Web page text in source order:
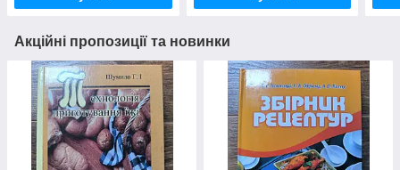
Акційні пропозиції та новинки